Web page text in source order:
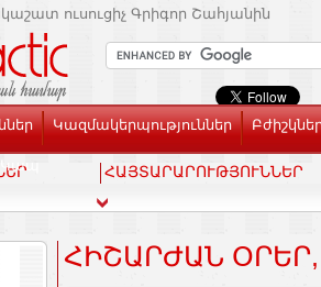
ուսուցիչ Գրիգոր Շահյանին
Կազմակերպություններ
Կապ ՀԱՅՏԱՐԱՐՈՒԹՅՈՒՆՆԵՐ
ՀԻՇԱՐԺԱՆ